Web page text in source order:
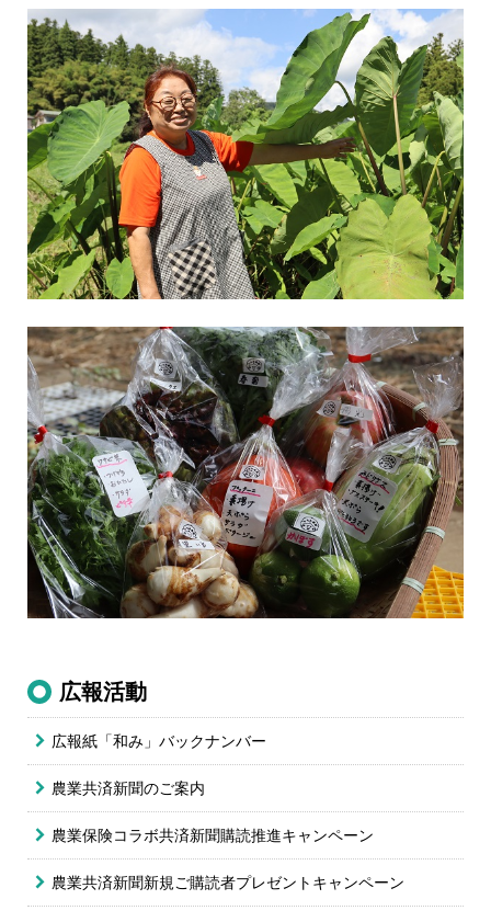
広報活動
広報紙「和み」バックナンバー
農業共済新聞のご案内
農業保険コラボ共済新聞購読推進キャンペーン
農業共済新聞新規ご購読者プレゼントキャンペーン